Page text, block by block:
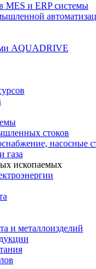
MES и ERP системы
AQUADRIVE
стоков
насосные
газа
ископаемых
и металлоизделий